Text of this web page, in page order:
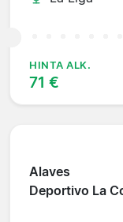
HINTA ALK.
71 €
Alaves
Deportivo La